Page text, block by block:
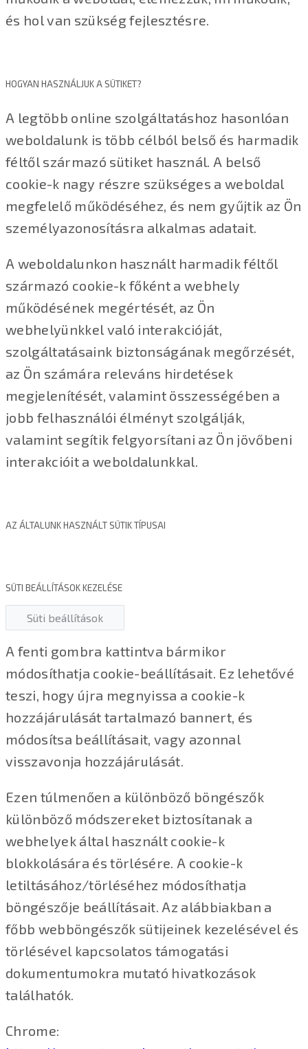
és hol van szükség fejlesztésre.
HOGYAN HASZNÁLJUK A SÜTIKET?
A legtöbb online szolgáltatáshoz hasonlóan
weboldalunk is több célból belső és harmadik
féltől származó sütiket használ. A belső
cookie-k nagy részre szükséges a weboldal
megfelelő működéséhez, és nem gyűjtik az Ön
személyazonosításra alkalmas adatait.
A weboldalunkon használt harmadik féltől
származó cookie-k főként a webhely
működésének megértését, az Ön
webhelyünkkel való interakcióját,
szolgáltatásaink biztonságának megőrzését,
az Ön számára releváns hirdetések
megjelenítését, valamint összességében a
jobb felhasználói élményt szolgálják,
valamint segítik felgyorsítani az Ön jövőbeni
interakcióit a weboldalunkkal.
AZ ÁLTALUNK HASZNÁLT SÜTIK TÍPUSAI
SÜTI BEÁLLÍTÁSOK KEZELÉSE
Süti beállítások
A fenti gombra kattintva bármikor
módosíthatja cookie-beállításait. Ez lehetővé
teszi, hogy újra megnyissa a cookie-k
hozzájárulását tartalmazó bannert, és
módosítsa beállításait, vagy azonnal
visszavonja hozzájárulását.
Ezen túlmenően a különböző böngészők
különböző módszereket biztosítanak a
webhelyek által használt cookie-k
blokkolására és törlésére. A cookie-k
letiltásához/törléséhez módosíthatja
böngészője beállításait. Az alábbiakban a
főbb webböngészők sütijeinek kezelésével és
törlésével kapcsolatos támogatási
dokumentumokra mutató hivatkozások
találhatók.
Chrome: